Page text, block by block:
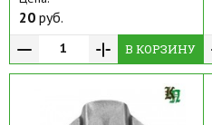
20 руб.
В КОРЗИНУ